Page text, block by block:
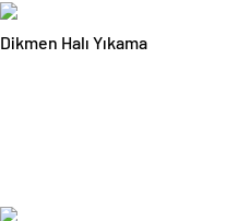
Dikmen Halı Yıkama